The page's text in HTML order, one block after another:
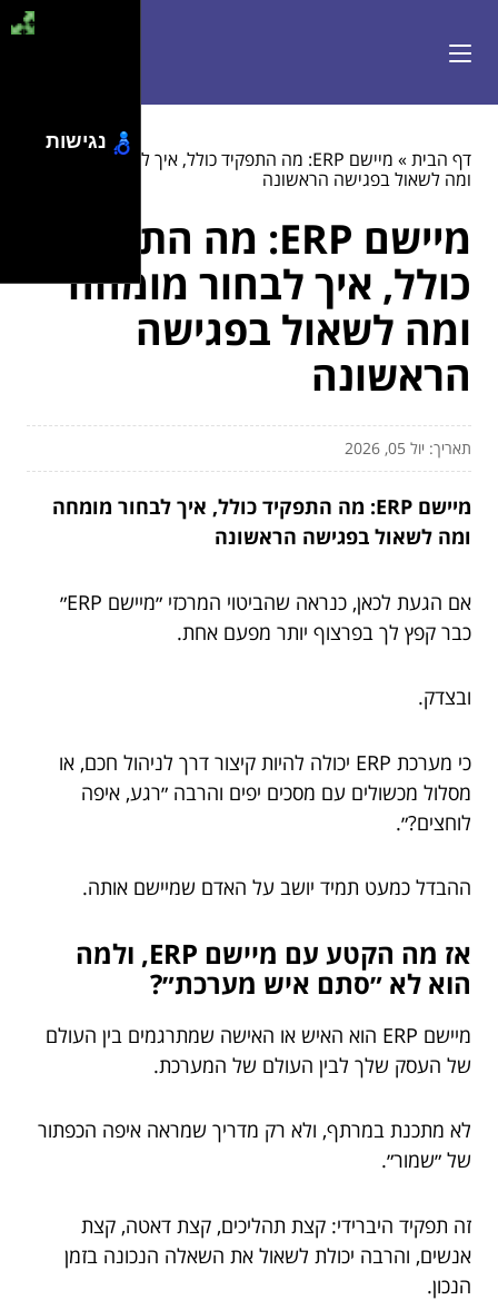
דף הבית»
מיישם ERP: מה התפקיד כולל, איך לבחור מומחה
ומה לשאול בפגישה הראשונה
מיישם ERP: מה התפקיד
כולל, איך לבחור מומחה
ומה לשאול בפגישה
הראשונה
תאריך: יול 05, 2026
מיישם ERP: מה התפקיד כולל, איך לבחור מומחה
ומה לשאול בפגישה הראשונה
אם הגעת לכאן, כנראה שהביטוי המרכזי ״מיישם ERP״
כבר קפץ לך בפרצוף יותר מפעם אחת.
ובצדק.
כי מערכת ERP יכולה להיות קיצור דרך לניהול חכם, או
מסלול מכשולים עם מסכים יפים והרבה ״רגע, איפה
לוחצים?״.
ההבדל כמעט תמיד יושב על האדם שמיישם אותה.
אז מה הקטע עם מיישם ERP, ולמה
הוא לא ״סתם איש מערכת״?
מיישם ERP הוא האיש או האישה שמתרגמים בין העולם
של העסק שלך לבין העולם של המערכת.
לא מתכנת במרתף, ולא רק מדריך שמראה איפה הכפתור
של ״שמור״.
זה תפקיד היברידי: קצת תהליכים, קצת דאטה, קצת
אנשים, והרבה יכולת לשאול את השאלה הנכונה בזמן
הנכון.
נגישות